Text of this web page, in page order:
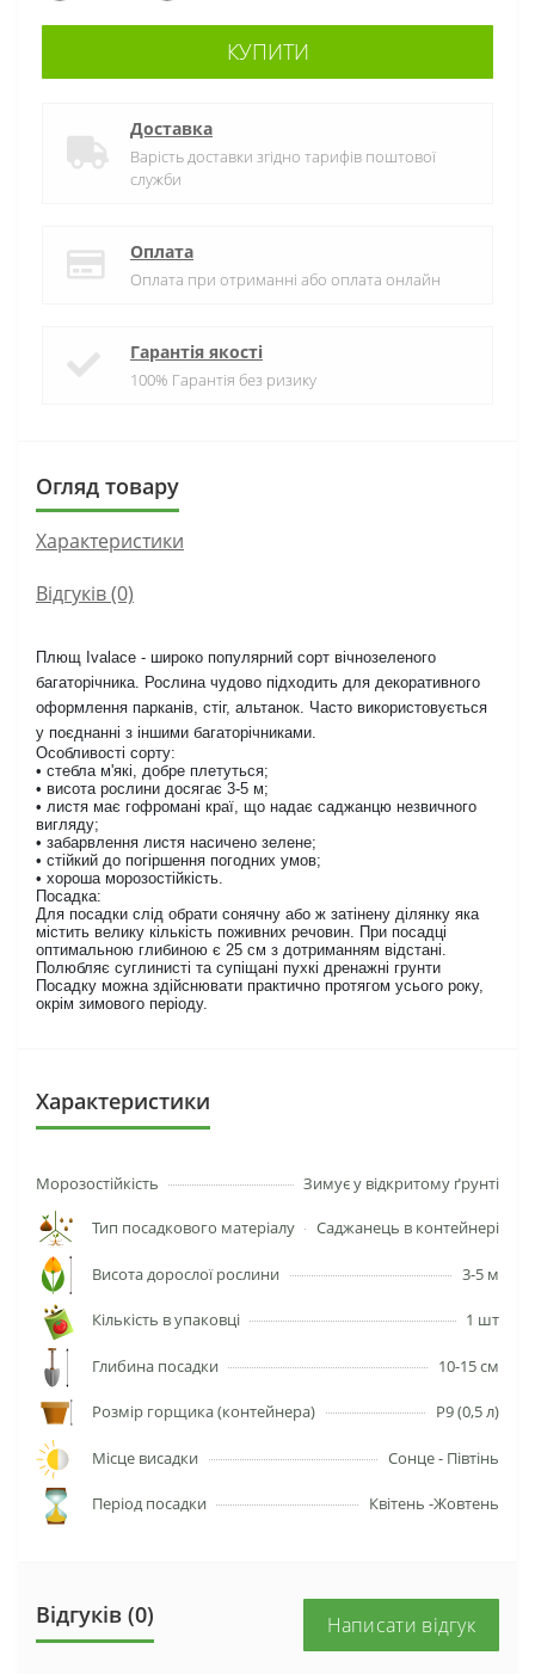
КУПИТИ
Доставка
Варість доставки згідно тарифів поштової
служби
Оплата
Оплата при отриманні або оплата онлайн
Гарантія якості
100% Гарантія без ризику
Огляд товару
Характеристики
Відгуків (0)
Плющ Іvalace - широко популярний сорт вічнозеленого
багаторічника. Рослина чудово підходить для декоративного
оформлення парканів, стіг, альтанок. Часто використовується
у поєднанні з іншими багаторічниками.
Особливості сорту:
• стебла м'які, добре плетуться;
• висота рослини досягає 3-5 м;
• листя має гофромані краї, що надає саджанцю незвичного
вигляду;
• забарвлення листя насичено зелене;
• стійкий до погіршення погодних умов;
• хороша морозостійкість.
Посадка:
Для посадки слід обрати сонячну або ж затінену ділянку яка
містить велику кількість поживних речовин. При посадці
оптимальною глибиною є 25 см з дотриманням відстані.
Полюбляє суглинисті та супіщані пухкі дренажні грунти
Посадку можна здійснювати практично протягом усього року,
окрім зимового періоду.
Характеристики
Морозостійкість Зимує у відкритому ґрунті
Тип посадкового матеріалу Саджанець в контейнері
Висота дорослої рослини 3-5 м
Кількість в упаковці 1 шт
Глибина посадки 10-15 см
Розмір горщика (контейнера) P9 (0,5 л)
Місце висадки Сонце - Півтінь
Період посадки Квітень -Жовтень
Відгуків (0) Написати відгук